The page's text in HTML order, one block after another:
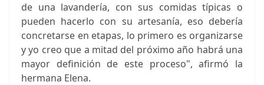
de una lavandería, con sus comidas típicas o
pueden hacerlo con su artesanía, eso debería
concretarse en etapas, lo primero es organizarse
y yo creo que a mitad del próximo año habrá una
mayor definición de este proceso", afirmó la
hermana Elena.